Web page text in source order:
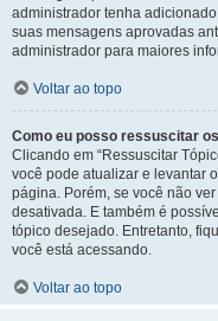
administrador tenha
suas mensagens aprovadas
administrador para maiores
Voltar ao topo
Como eu posso ressuscitar
Clicando em “Ressuscitar
você pode atualizar e levantar
página. Porém, se você não
desativada. E também é
tópico desejado. Entretanto,
você está acessando.
Voltar ao topo